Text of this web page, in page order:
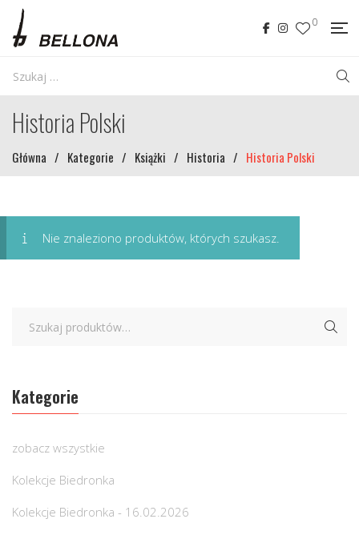
0
Historia Polski
Główna / Kategorie / Książki / Historia / Historia Polski
Nie znaleziono produktów, których szukasz.
Kategorie
zobacz wszystkie
Kolekcje Biedronka
Kolekcje Biedronka - 16.02.2026